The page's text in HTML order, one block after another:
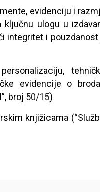
evidenciju i
ključnu ulogu u
integritet i
evidencije o
broj 50/15)
knjižicama